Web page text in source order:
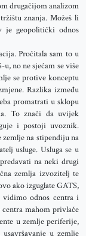
drugačijom analizom
znanja. Možeš li
je geopolitički odnos
Pročitala sam to u
no ne sjećam se više
se protive konceptu
Razlika između
promatrati u sklopu
To znači da uvijek
i postoji uvoznik.
na stipendiju na
usluge. Usluga se u
na neki drugi
zemlja izvozitelj te
ako izguglate GATS,
vidimo odnos centra i
mahom privlače
u zemlje periferije,
u zemlje